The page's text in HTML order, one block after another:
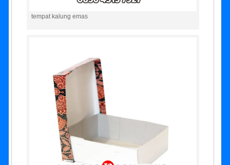
tempat kalung emas